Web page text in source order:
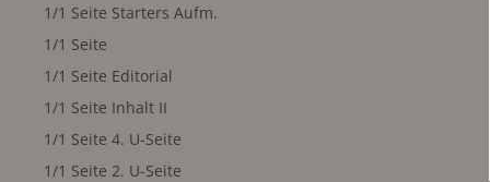
1/1 Seite Starters Aufm.
1/1 Seite
1/1 Seite Editorial
1/1 Seite Inhalt II
1/1 Seite 4. U-Seite
1/1 Seite 2. U-Seite